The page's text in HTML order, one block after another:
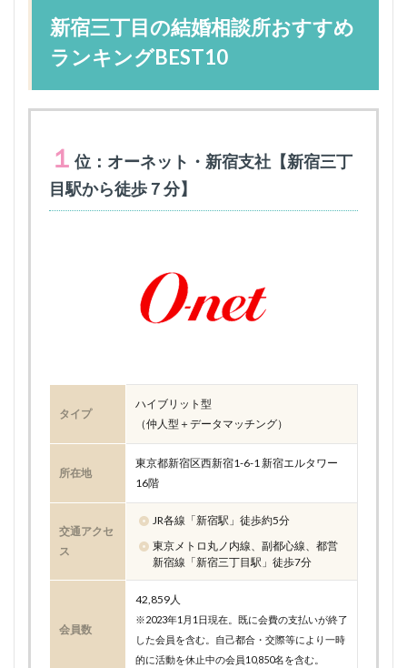
新宿三丁目の結婚相談所おすすめ
ランキングBEST10
１ 位：オーネット・新宿支社【新宿三丁
目駅から徒歩７分】
タイプ
ハイブリット型
（仲人型＋データマッチング）
所在地
東京都新宿区西新宿1-6-1 新宿エルタワー
16階
交通アクセ
ス
JR各線「新宿駅」徒歩約5分
東京メトロ丸ノ内線、副都心線、都営
新宿線「新宿三丁目駅」徒歩7分
会員数
42,859人
※2023年1月1日現在。既に会費の支払いが終了
した会員を含む。自己都合・交際等により一時
的に活動を休止中の会員10,850名を含む。